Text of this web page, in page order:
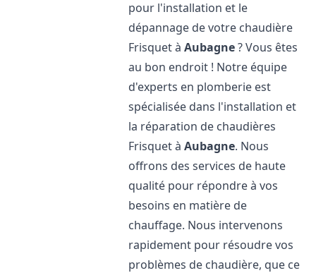
pour l'installation et le
dépannage de votre chaudière
Frisquet àAubagne? Vous êtes
au bon endroit ! Notre équipe
d'experts en plomberie est
spécialisée dans l'installation et
la réparation de chaudières
Frisquet àAubagne. Nous
offrons des services de haute
qualité pour répondre à vos
besoins en matière de
chauffage. Nous intervenons
rapidement pour résoudre vos
problèmes de chaudière, que ce